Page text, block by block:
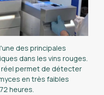
des principales
dans les vins rouges.
réel permet de détecter
en très faibles
heures.